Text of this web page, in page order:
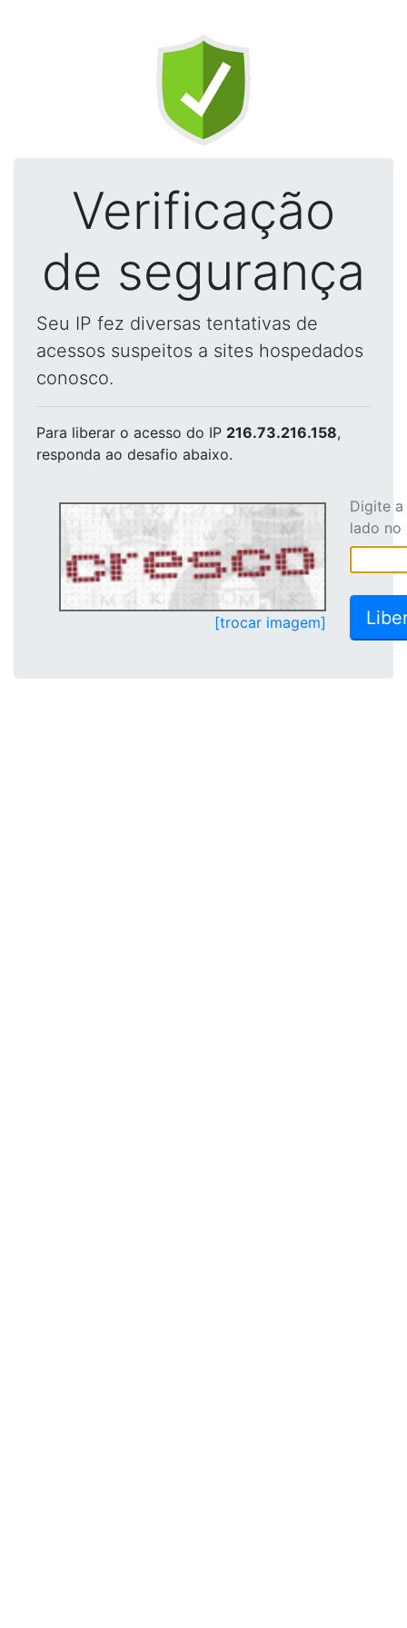
Verificação
de segurança
Seu IP fez diversas tentativas de
acessos suspeitos a sites hospedados
conosco.
Para liberar o acesso do IP 216.73.216.158,
responda ao desafio abaixo.
[trocar imagem]
Digite
lado no